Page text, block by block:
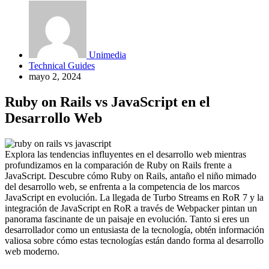
Unimedia
Technical Guides
mayo 2, 2024
Ruby on Rails vs JavaScript en el
Desarrollo Web
Explora las tendencias influyentes en el desarrollo web mientras
profundizamos en la comparación de Ruby on Rails frente a
JavaScript. Descubre cómo Ruby on Rails, antaño el niño mimado
del desarrollo web, se enfrenta a la competencia de los marcos
JavaScript en evolución. La llegada de Turbo Streams en RoR 7 y la
integración de JavaScript en RoR a través de Webpacker pintan un
panorama fascinante de un paisaje en evolución. Tanto si eres un
desarrollador como un entusiasta de la tecnología, obtén información
valiosa sobre cómo estas tecnologías están dando forma al desarrollo
web moderno.